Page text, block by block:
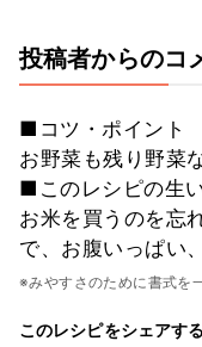
投稿者からのコ
■コツ・ポイント
お野菜も残り野菜
■このレシピの生
お米を買うのを忘
で、お腹いっぱい
※みやすさのために書式を
このレシピをシェアする